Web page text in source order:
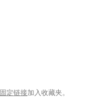
固定链接加入收藏夹。